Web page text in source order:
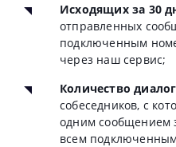
Исходящих за 30
отправленных
подключенным
через наш сервис;
Количество
собеседников, с
одним сообщением
всем